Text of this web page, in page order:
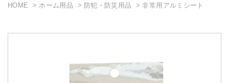
HOME ホーム用品 防犯・防災用品 非常用アルミシート